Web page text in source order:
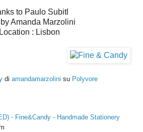
to Paulo Subitl
Amanda Marzolini
Location : Lisbon
di amandamarzolini su Polyvore
- Fine&Candy - Handmade Stationery